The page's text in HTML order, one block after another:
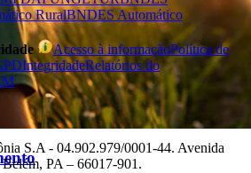
RuralBNDES Automático
Acesso à informaçãoPolítica de
IntegridadeRelatórios do
S.A - 04.902.979/0001‐44. Avenida
PA – 66017-901.